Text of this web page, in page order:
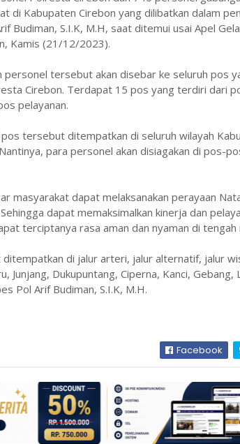
di Kabupaten Cirebon yang dilibatkan dalam
Budiman, S.I.K, M.H, saat ditemui usai Apel
Kamis (21/12/2023).
personel tersebut akan disebar ke seluruh pos
Cirebon. Terdapat 15 pos yang terdiri dari
pelayanan.
tersebut ditempatkan di seluruh wilayah
para personel akan disiagakan di pos-
masyarakat dapat melaksanakan perayaan
dapat memaksimalkan kinerja dan
terciptanya rasa aman dan nyaman di tengah
di jalur arteri, jalur alternatif, jalur
Junjang, Dukupuntang, Ciperna, Kanci,
Pol Arif Budiman, S.I.K, M.H.
Facebook